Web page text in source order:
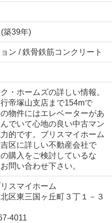
築39年)
ン / 鉄骨鉄筋コンクリート
・ホームズの詳しい情報。
帝塚山支店まで154mで
物件にはエレベーターがあ
でいて心地の良い中古マン
的です。ブリスマイホーム
区に詳しい不動産会社で
購入をご検討しているな
問い合わせ下さい。
スマイホーム
区東三国ヶ丘町３丁１－３
4011